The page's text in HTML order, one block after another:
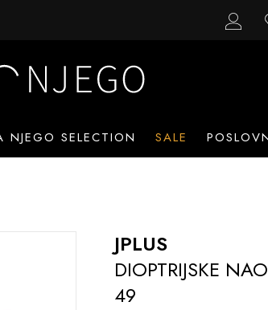
NJEGO SELECTION SALE
JPLUS
DIOPTRIJSKE
49